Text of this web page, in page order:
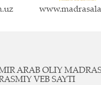
ARAB OLIY
VEB SAYTI